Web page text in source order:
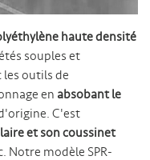
haute densité
souples et
les outils de
en absobant le
C'est
et son coussinet
Notre modèle SPR-